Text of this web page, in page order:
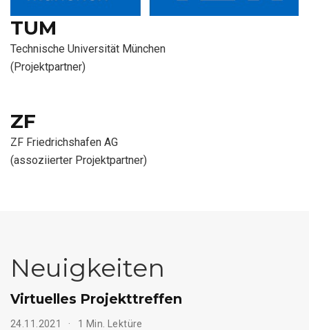
TUM
Technische Universität München
(Projektpartner)
ZF
ZF Friedrichshafen AG
(assoziierter Projektpartner)
Neuigkeiten
Virtuelles Projekttreffen
24.11.2021 1 Min. Lektüre